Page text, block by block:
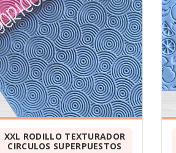
XXL RODILLO TEXTURADOR
CIRCULOS SUPERPUESTOS